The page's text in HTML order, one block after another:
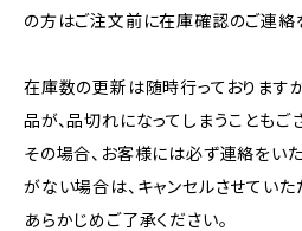
の方はご注文前に在庫確認のご連絡
在庫数の更新は随時行っております
品が、品切れになってしまうこともご
その場合、お客様には必ず連絡をい
がない場合は、キャンセルさせてい
あらかじめご了承ください。